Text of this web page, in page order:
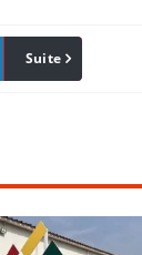
Pinterest
Suite